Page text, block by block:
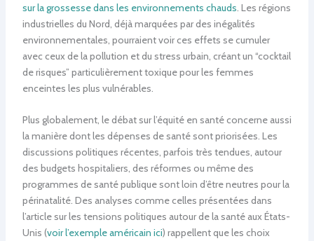
sur la grossesse dans les environnements chauds . Les régions
industrielles du Nord, déjà marquées par des inégalités
environnementales, pourraient voir ces effets se cumuler
avec ceux de la pollution et du stress urbain, créant un “cocktail
de risques” particulièrement toxique pour les femmes
enceintes les plus vulnérables.
Plus globalement, le débat sur l’équité en santé concerne aussi
la manière dont les dépenses de santé sont priorisées. Les
discussions politiques récentes, parfois très tendues, autour
des budgets hospitaliers, des réformes ou même des
programmes de santé publique sont loin d’être neutres pour la
périnatalité. Des analyses comme celles présentées dans
l’article sur les tensions politiques autour de la santé aux États-
Unis (voir l’exemple américain ici) rappellent que les choix